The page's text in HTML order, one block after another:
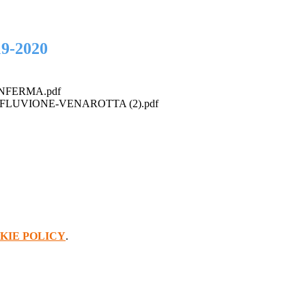
2020
VENAROTTA (2).pdf
POLICY.